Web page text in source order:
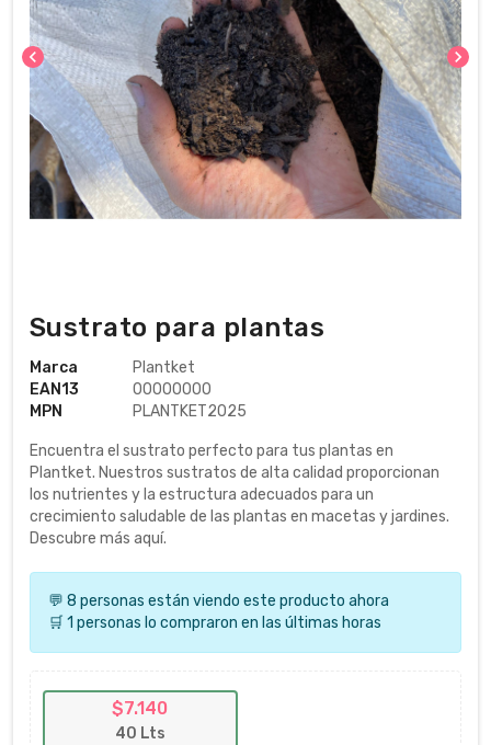
chevron_left chevron_right
Sustrato para plantas
Marca
Plantket
EAN13
00000000
MPN
PLANTKET2025
Encuentra el sustrato perfecto para tus plantas en
Plantket. Nuestros sustratos de alta calidad proporcionan
los nutrientes y la estructura adecuados para un
crecimiento saludable de las plantas en macetas y jardines.
Descubre más aquí.
💬 8 personas están viendo este producto ahora
🛒 1 personas lo compraron en las últimas horas
$7.140
40 Lts